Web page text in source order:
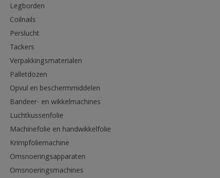
Legborden
Coilnails
Perslucht
Tackers
Verpakkingsmaterialen
Palletdozen
Opvul en beschermmiddelen
Bandeer- en wikkelmachines
Luchtkussenfolie
Machinefolie en handwikkelfolie
Krimpfoliemachine
Omsnoeringsapparaten
Omsnoeringsmachines